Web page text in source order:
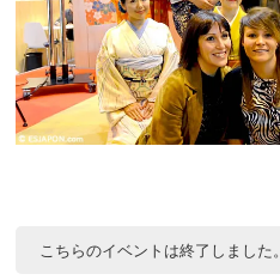
こちらのイベントは終了しました。